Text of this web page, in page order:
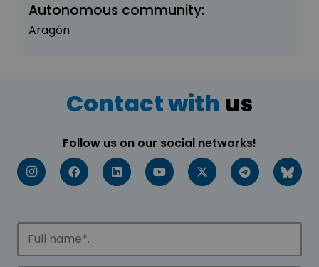
Autonomous community:
Aragón
Contact with us
Follow us on our social networks!